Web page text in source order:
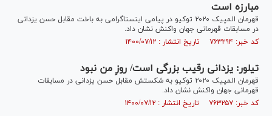
مبارزه است
قهرمان المپیک ۲۰۲۰ توکیو در پیامی اینستاگرامی به باخت مقابل حسن یزدانی
در مسابقات قهرمانی جهان واکنش نشان داد.
کد خبر: ۷۶۳۲۹۴ تاریخ انتشار : ۱۴۰۰/۰۷/۱۲
تیلور: یزدانی رقیب بزرگی است/ روزِ من نبود
قهرمان المپیک ۲۰۲۰ توکیو به شکستش مقابل حسن یزدانی در مسابقات
قهرمانی جهان واکنش نشان داد.
کد خبر: ۷۶۳۲۵۷ تاریخ انتشار : ۱۴۰۰/۰۷/۱۲